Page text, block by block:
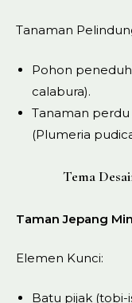
Tanaman
Pohon
calabura).
Tanaman
(Plumeria
Tema
Taman Jepang
Elemen Kunci:
Batu pijak